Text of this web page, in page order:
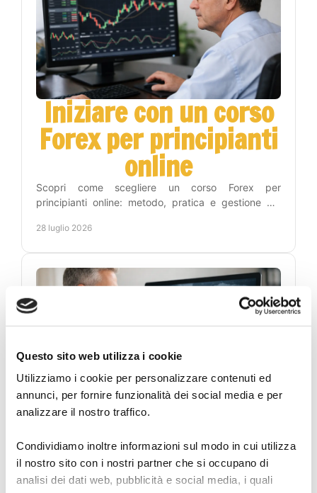
Questo sito web utilizza i cookie
Utilizziamo i cookie per personalizzare contenuti ed
annunci, per fornire funzionalità dei social media e per
analizzare il nostro traffico.
Condividiamo inoltre informazioni sul modo in cui utilizza
il nostro sito con i nostri partner che si occupano di
analisi dei dati web, pubblicità e social media, i quali
Iniziare con un corso
Forex per principianti
online
Scopri come scegliere un corso Forex per
principianti online: metodo, pratica e gestione del
ogni giorno.
28 luglio 2026
Academy del Dott.
Carosi per studiare il
Forex
Scopri l’academy del dott. Carosi: segnali Forex,